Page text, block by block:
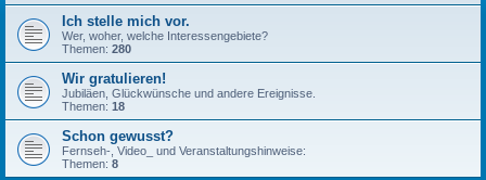
Ich stelle mich vor.
Wer, woher, welche Interessengebiete?
Themen: 280
Wir gratulieren!
Jubiläen, Glückwünsche und andere Ereignisse.
Themen: 18
Schon gewusst?
Fernseh-, Video_ und Veranstaltungshinweise:
Themen: 8